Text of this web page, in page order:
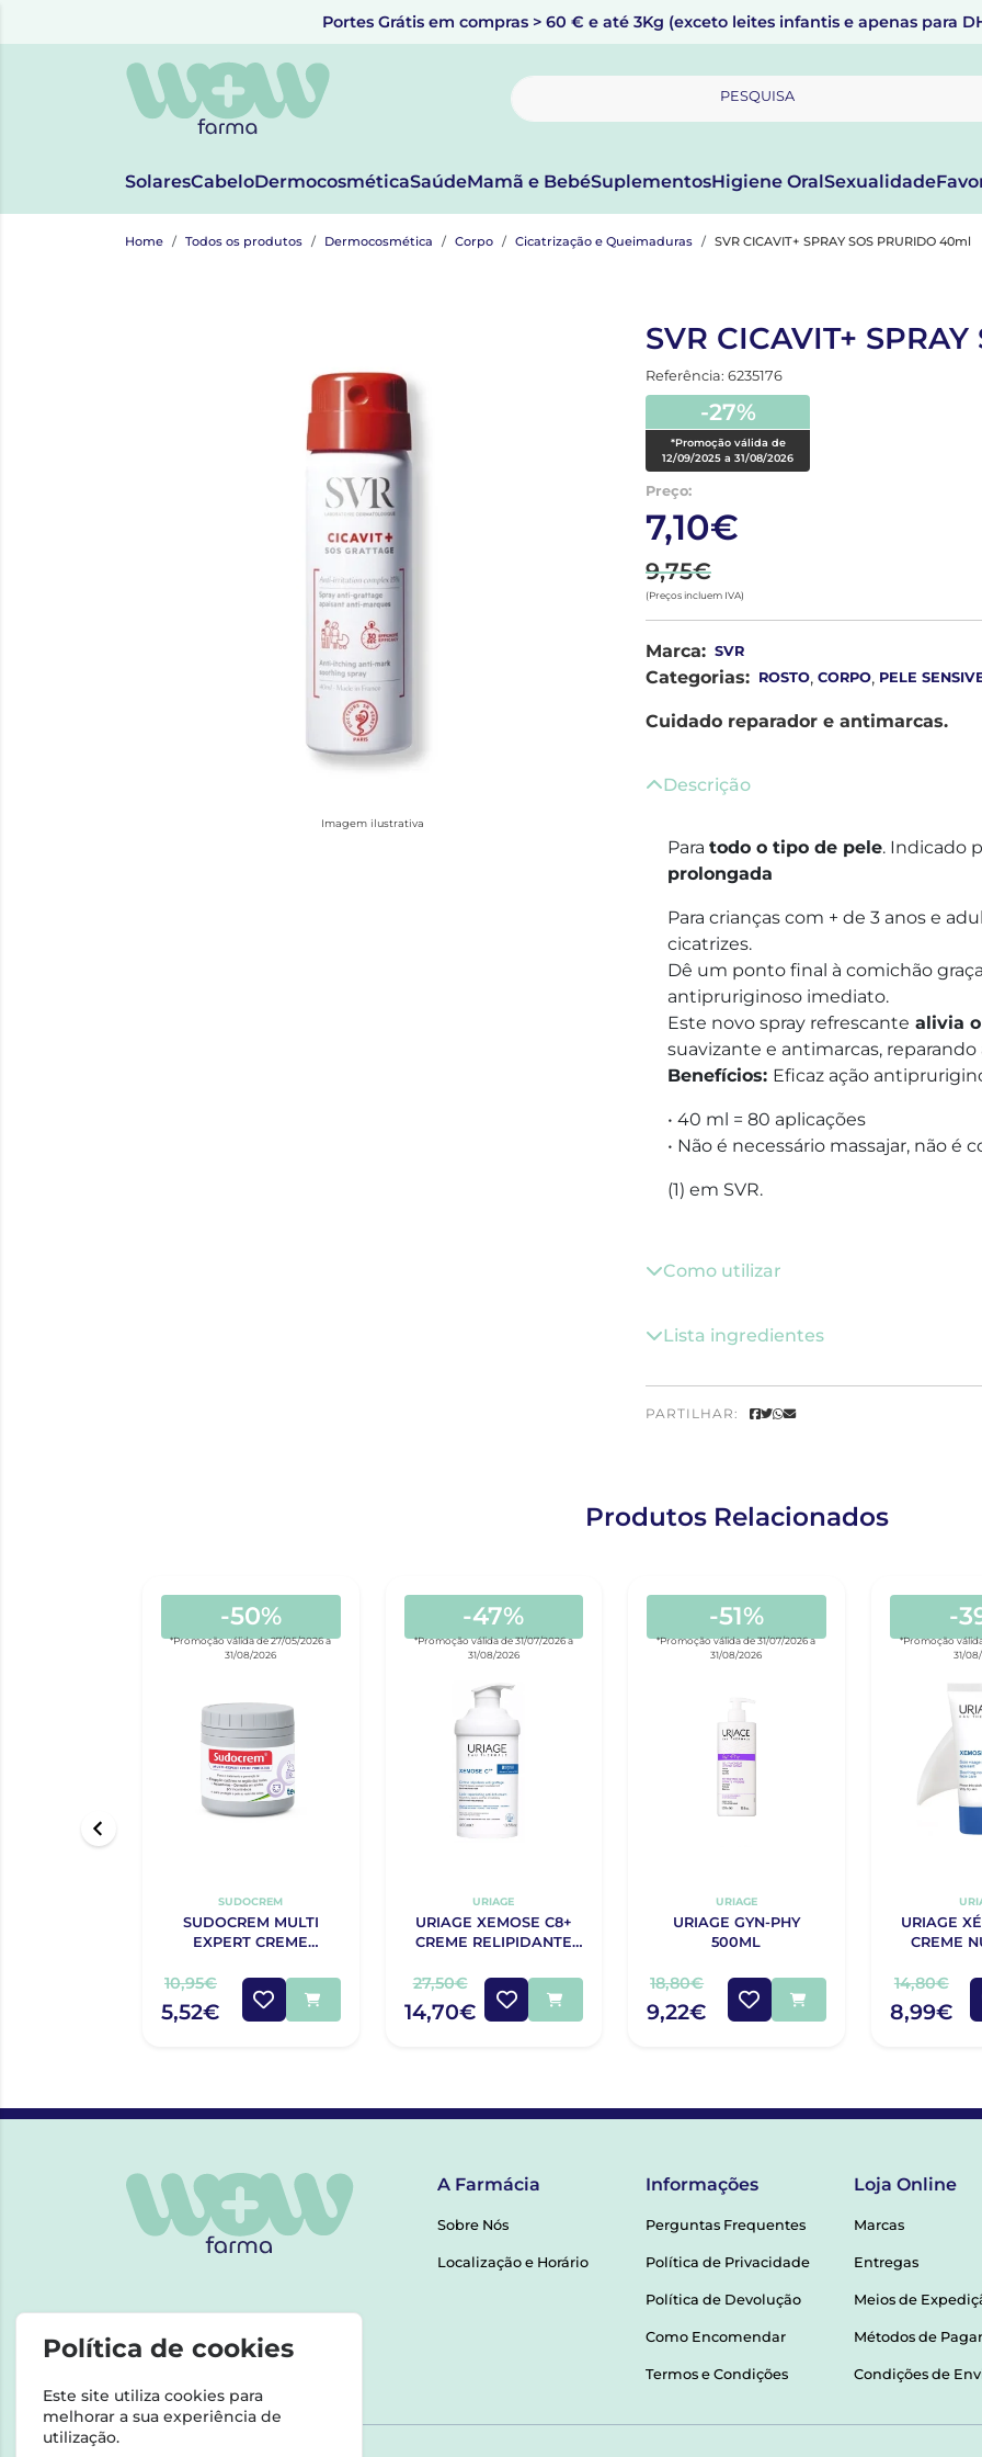
Portes Grátis em compras > 60 € e até 3Kg (exceto leites infantis e apenas para
PESQUISA
SolaresCabeloDermocosméticaSaúdeMamã e BebéSuplementosHigiene OralSexualidade
Home Todos os produtos Dermocosmética Corpo Cicatrização e Queimaduras SVR CICAVIT+ SPRAY SOS PRURIDO 40ml
Imagem ilustrativa
SVR CICAVIT+
Referência: 6235176
-27%
*Promoção válida de
12/09/2025 a 31/08/2026
Preço:
7,10€
9,75€
(Preços incluem IVA)
Marca: SVR
Categorias: ROSTO, CORPO, PELE
Cuidado reparador e antimarcas.
Descrição
Para todo o tipo de pele. Indicado
prolongada
Para crianças com + de 3 anos e
cicatrizes.
Dê um ponto final à comichão
antipruriginoso imediato.
Este novo spray refrescante alivia
suavizante e antimarcas,
Benefícios: Eficaz ação
• 40 ml = 80 aplicações
• Não é necessário massajar, não é
(1) em SVR.
Como utilizar
Lista ingredientes
PARTILHAR:
Produtos Relacionados
-50%
*Promoção válida de 27/05/2026 a
31/08/2026
SUDOCREM
SUDOCREM MULTI
EXPERT CREME
10,95€
5,52€
-47%
*Promoção válida de 31/07/2026 a
31/08/2026
URIAGE
URIAGE XEMOSE C8+
CREME RELIPIDANTE
27,50€
14,70€
-51%
*Promoção válida de 31/07/2026 a
31/08/2026
URIAGE
URIAGE GYN-PHY
500ML
18,80€
9,22€
-
*Promoção
31/
URIAGE
CREME
14,80€
8,99€
A Farmácia
Sobre Nós
Localização e Horário
Informações
Perguntas Frequentes
Política de Privacidade
Política de Devolução
Como Encomendar
Termos e Condições
Loja Online
Marcas
Entregas
Meios de
Métodos de
Condições de
Política de cookies
Este site utiliza cookies para
melhorar a sua experiência de
utilização.